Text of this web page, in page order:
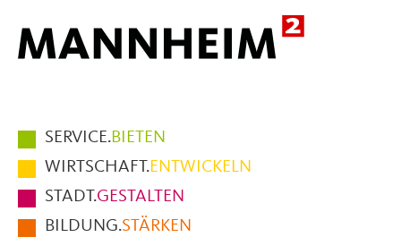
Hauptmenüpunkte
im
Fußbereich
der
Seite
SERVICE.BIETEN
WIRTSCHAFT.ENTWICKELN
STADT.GESTALTEN
BILDUNG.STÄRKEN